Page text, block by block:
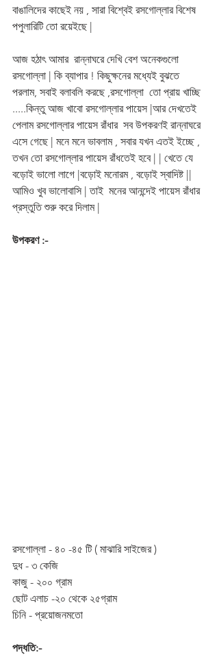
বাঙালিদের কাছেই নয় , সারা বিশ্বেই রসগোল্লার বিশেষ
পপুলারিটি তো রয়েইছে |
আজ হঠাৎ আমার  রান্নাঘরে দেখি বেশ অনেকগুলো
রসগোল্লা | কি ব্যাপার ! কিছুক্ষনের মধ্যেই বুঝতে
পরলাম, সবাই বলাবলি করছে ,রসগোল্লা  তো প্রায় খাচ্ছি
.....কিন্তু আজ খাবো রসগোল্লার পায়েস |আর দেখতেই
পেলাম রসগোল্লার পায়েস রাঁধার  সব উপকরণই রান্নাঘরে
এসে গেছে | মনে মনে ভাবলাম , সবার যখন এতই ইচ্ছে ,
তখন তো রসগোল্লার পায়েস রাঁধতেই হবে | | খেতে যে
বড়োই ভালো লাগে |বড়োই মনোরম , বড়োই স্বাদিষ্ট ||
আমিও খুব ভালোবাসি | তাই  মনের আনন্দেই পায়েস রাঁধার
প্রস্তুতি শুরু করে দিলাম |
উপকরণ :-
রসগোল্লা - ৪০ -৪৫ টি ( মাঝারি সাইজের )
দুধ - ৩ কেজি
কাজু - ২০০ গ্রাম
ছোট এলাচ -২০ থেকে ২৫গ্রাম
চিনি - প্রয়োজনমতো
পদ্ধতি:-